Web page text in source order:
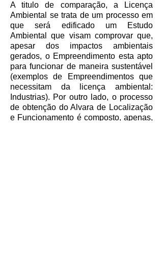
A titulo de comparação, a Licença
Ambiental se trata de um processo em
que será edificado um Estudo
Ambiental que visam comprovar que,
apesar dos impactos ambientais
gerados, o Empreendimento esta apto
para funcionar de maneira sustentável
(exemplos de Empreendimentos que
necessitam da licença ambiental:
Industrias). Por outro lado, o processo
de obtenção do Alvara de Localização
e Funcionamento é composto, apenas,